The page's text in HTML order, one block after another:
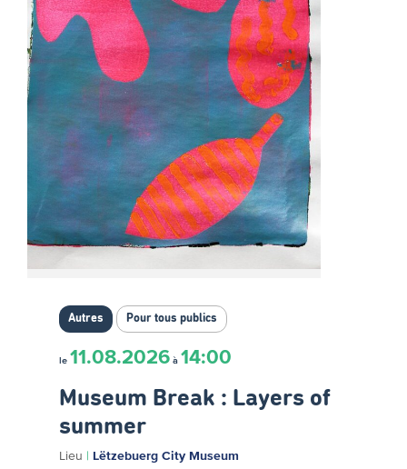
Autres Pour tous publics
le 11.08.2026 à 14:00
Museum Break : Layers of
summer
Lieu | Lëtzebuerg City Museum